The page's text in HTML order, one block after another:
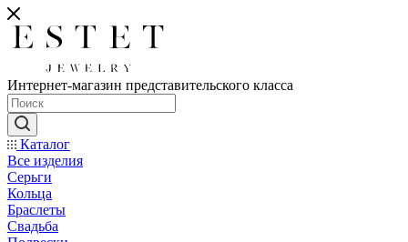
Интернет-магазин представительского класса
Каталог
Все изделия
Серьги
Кольца
Браслеты
Свадьба